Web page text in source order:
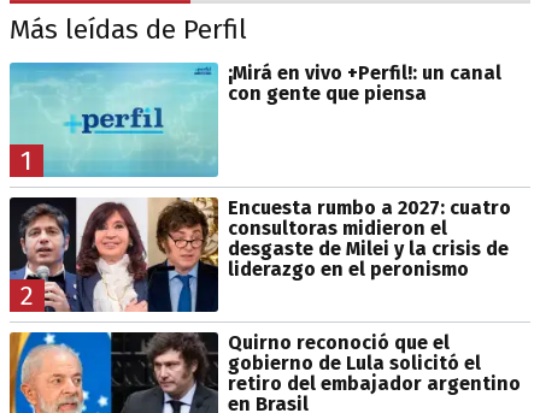
Más leídas de Perfil
1
¡Mirá en vivo +Perfil!: un canal
con gente que piensa
2
Encuesta rumbo a 2027: cuatro
consultoras midieron el
desgaste de Milei y la crisis de
liderazgo en el peronismo
Quirno reconoció que el
gobierno de Lula solicitó el
retiro del embajador argentino
en Brasil